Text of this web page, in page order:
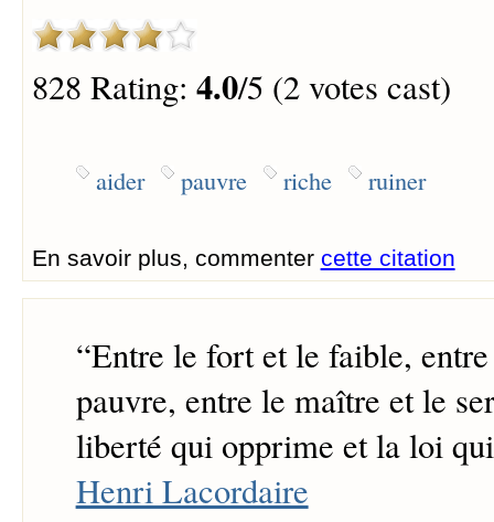
828 Rating: 4.0/5 (2 votes cast)
aider pauvre riche ruiner
En savoir plus, commenter cette citation
“Entre le fort et le faible,
pauvre, entre le maître et le
liberté qui opprime et la loi
Henri Lacordaire